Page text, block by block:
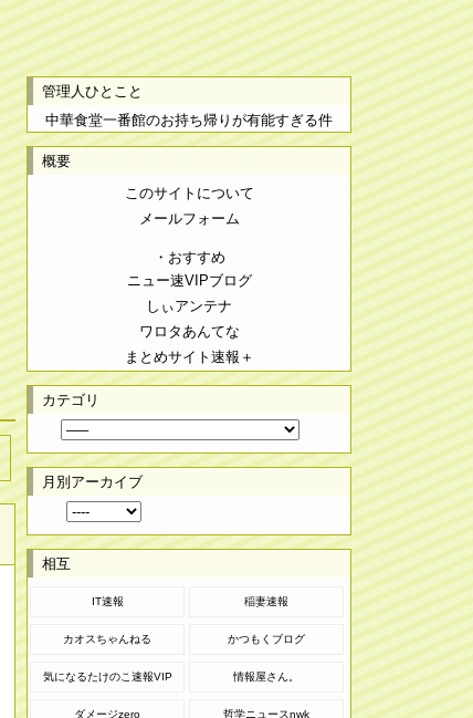
管理人ひとこと
中華食堂一番館のお持ち帰りが有能すぎる件
概要
このサイトについて
メールフォーム
・おすすめ
ニュー速VIPブログ
しぃアンテナ
ワロタあんてな
まとめサイト速報＋
カテゴリ
月別アーカイブ
相互
IT速報 稲妻速報
カオスちゃんねる かつもくブログ
気になるたけのこ速報VIP 情報屋さん。
ダメージzero 哲学ニュースnwk